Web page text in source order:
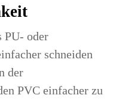
PU- oder
schneiden
der
PVC einfacher zu